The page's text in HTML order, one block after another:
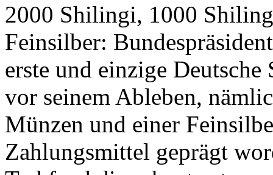
2000 Shilingi, 1000
Feinsilber:
erste und einzige Deutsche
vor seinem Ableben,
Münzen und einer
Zahlungsmittel geprägt